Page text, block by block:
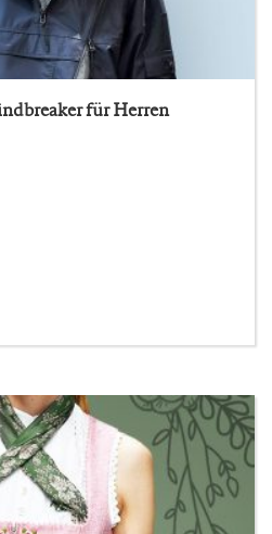
für Herren